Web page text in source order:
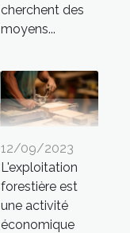
cherchent des
moyens...
12/09/2023
L'exploitation
forestière est
une activité
économique